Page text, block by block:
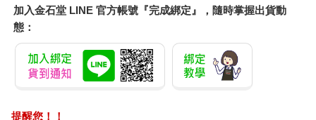
讓他盡情閱讀。她和善祥談化學和各種自然科學，當然也一再談
到她最鍾情的領域：數學。照顧兒子已經成了她的全職工作。
這麼特殊的一個孩子，潛力無窮，一心只想不斷求知，但到
底該怎麼滿足這個求知若渴的心靈？
解釋了他母親為什麼幾乎沒時間做其他任何事。一開始，他每天
加入金石堂 LINE 官方帳號『完成綁定』，隨時掌握出貨動
態：
提醒您！！